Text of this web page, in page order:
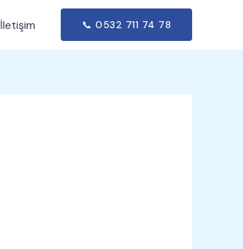
İletişim 📞 0532 711 74 78